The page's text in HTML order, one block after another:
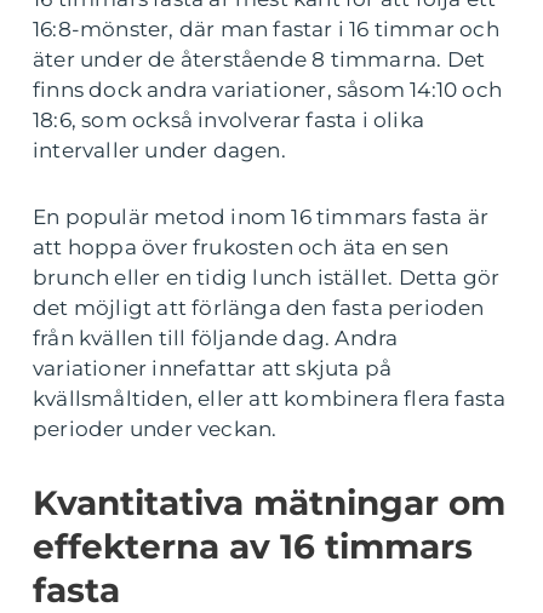
16:8-mönster, där man fastar i 16 timmar och
äter under de återstående 8 timmarna. Det
finns dock andra variationer, såsom 14:10 och
18:6, som också involverar fasta i olika
intervaller under dagen.
En populär metod inom 16 timmars fasta är
att hoppa över frukosten och äta en sen
brunch eller en tidig lunch istället. Detta gör
det möjligt att förlänga den fasta perioden
från kvällen till följande dag. Andra
variationer innefattar att skjuta på
kvällsmåltiden, eller att kombinera flera fasta
perioder under veckan.
Kvantitativa mätningar om
effekterna av 16 timmars
fasta